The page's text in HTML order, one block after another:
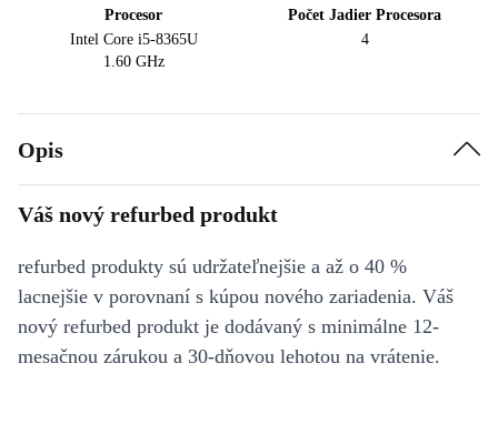
Procesor
Intel Core i5-8365U
1.60 GHz
Počet Jadier Procesora
4
Opis
Váš nový refurbed produkt
refurbed produkty sú udržateľnejšie a až o 40 %
lacnejšie v porovnaní s kúpou nového zariadenia. Váš
nový refurbed produkt je dodávaný s minimálne 12-
mesačnou zárukou a 30-dňovou lehotou na vrátenie.